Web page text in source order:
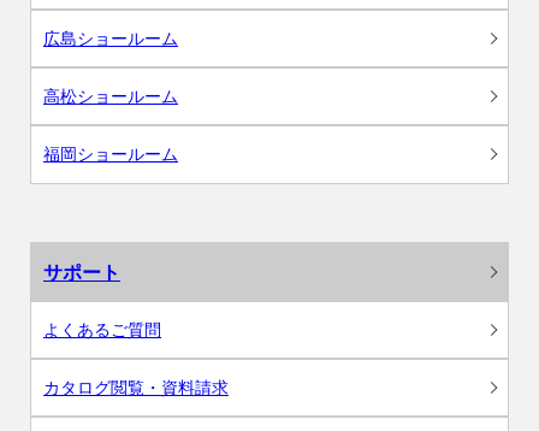
広島ショールーム
高松ショールーム
福岡ショールーム
サポート
よくあるご質問
カタログ閲覧・資料請求